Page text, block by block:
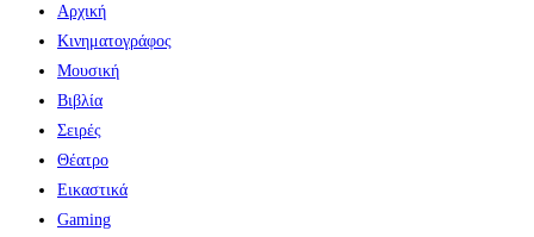
Αρχική
Κινηματογράφος
Μουσική
Βιβλία
Σειρές
Θέατρο
Εικαστικά
Gaming